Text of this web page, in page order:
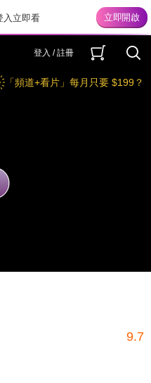
入立即看
登入 / 註冊
「頻道+看片」每月只要 $199？
9.7